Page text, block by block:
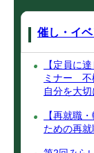
催し・イベ
【定員に
ミナー 不
自分を大
【再就職
ための再